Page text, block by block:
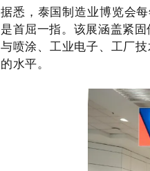
据悉，泰国制造业博览会
是首屈一指。该展涵盖紧固
与喷涂、工业电子、工厂
的水平。